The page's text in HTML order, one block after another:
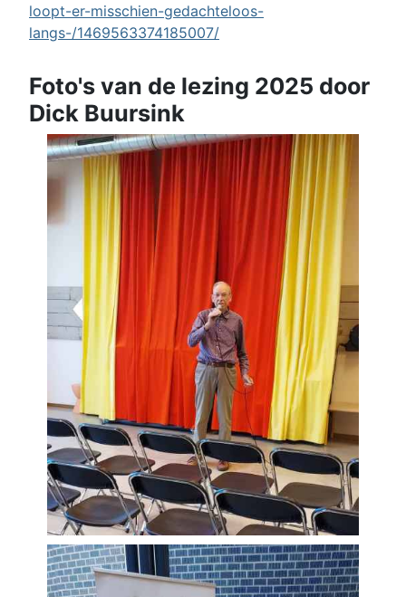
loopt-er-misschien-gedachteloos-
langs-/1469563374185007/
Foto's van de lezing 2025 door
Dick Buursink